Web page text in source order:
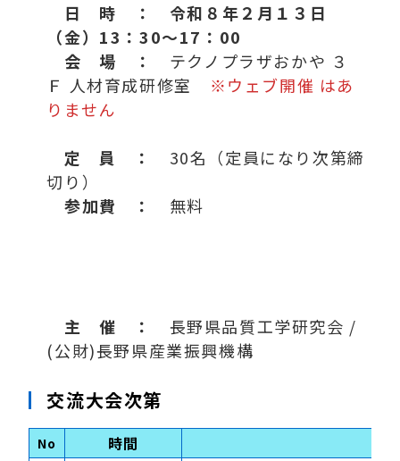
日 時 ：
令和８年２月１３日
（金）13：30～17：00
会 場
：
テクノプラザおかや ３
Ｆ 人材育成研修室 ※ウェブ開催 はあ
りません
定 員 ：
30名（定員になり次第締
切り）
参加費 ：
無料
主 催 ：
長野県品質工学研究会 /
(公財)長野県産業振興機構
交流大会次第
No 時間